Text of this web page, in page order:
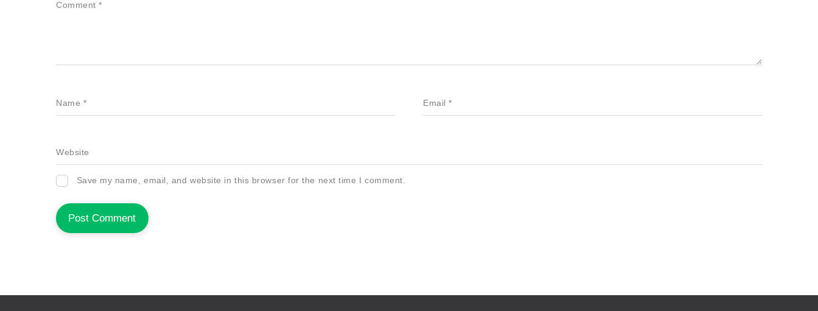
Comment*
Name * Email*
Website
Save my name, email, and website in this browser for the next time I comment.